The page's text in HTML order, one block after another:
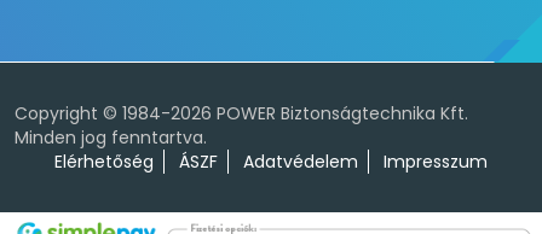
Copyright © 1984-2026 POWER Biztonságtechnika Kft.
Minden jog fenntartva.
Elérhetőség
ÁSZF Adatvédelem Impresszum
érdekében. Az oldal használatával
elfogadja a sütikkel kapcsolatos
irányelveket valamint az adatvédelmi